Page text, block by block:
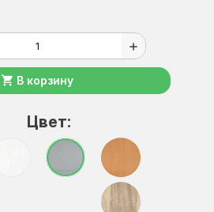
add
shopping_cart В корзину
Цвет: